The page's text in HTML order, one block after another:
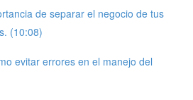
de separar el negocio de tus
(10:08)
evitar errores en el manejo del